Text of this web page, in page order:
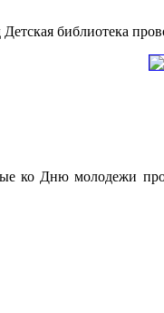
библиотека
ко Дню молодежи